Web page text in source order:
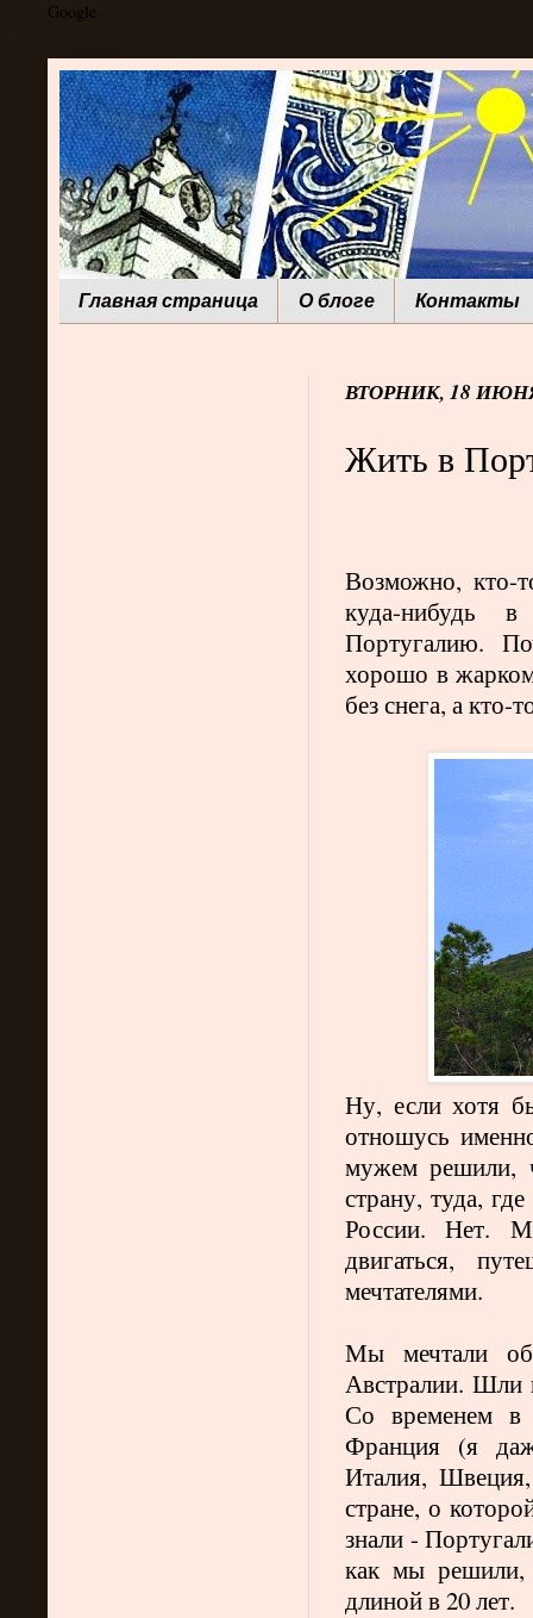
Google
Главная страница О блоге Контакты
ВТОРНИК, 18
Жить в
Возможно, кто-
куда-нибудь
Португалию.
хорошо в жарком
без снега, а кто-
Ну, если хотя
отношусь
мужем решили,
страну, туда,
России. Нет.
двигаться,
мечтателями.
Мы мечтали
Австралии. Шли
Со временем в
Франция (я
Италия,
стране, о
знали -
как мы решили,
длиной в 20 лет.